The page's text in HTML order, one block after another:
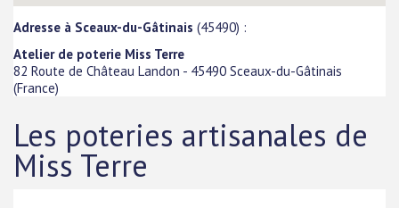
Adresse à Sceaux-du-Gâtinais (45490) :
Atelier de poterie Miss Terre
82 Route de Château Landon - 45490 Sceaux-du-Gâtinais
(France)
Les poteries artisanales de
Miss Terre